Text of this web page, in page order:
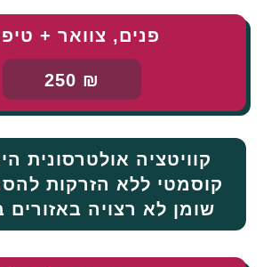
פנים, צוואר +
₪ 250
קוויטציה אולטרסונית
קוסמטי ללא הזרקות
שומן לא רצויה באזורים